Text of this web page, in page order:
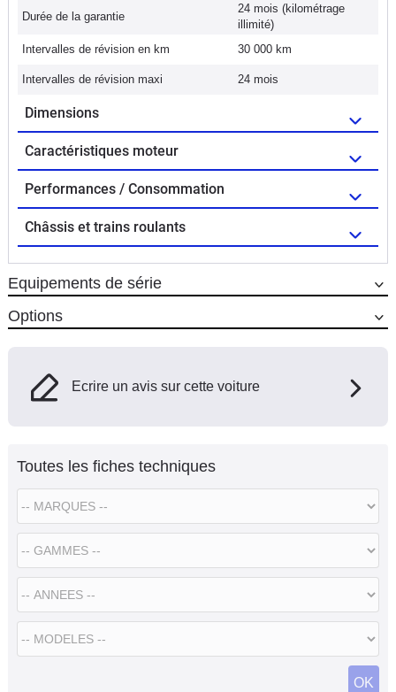
Durée de la garantie
24 mois (kilométrage
illimité)
Intervalles de révision en km
30 000 km
Intervalles de révision maxi 24 mois
Dimensions
Caractéristiques moteur
Performances / Consommation
Châssis et trains roulants
Equipements de série
Options
Ecrire un avis sur cette voiture
Toutes les fiches techniques